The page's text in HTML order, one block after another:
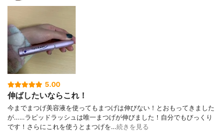
5.00
伸ばしたいならこれ！
今までまつげ美容液を使ってもまつげは伸びない！とおもってきました
が……ラピッドラッシュは唯一まつげが伸びました！自分でもびっくり
です！さらにこれを使うとまつげを…続きを見る